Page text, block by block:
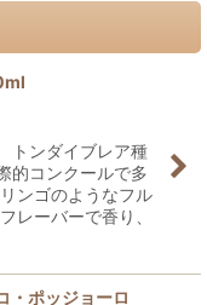
トンダイブレア種
的コンクールで多
ンゴのようなフル
レーバーで香り、
・ポッジョーロ